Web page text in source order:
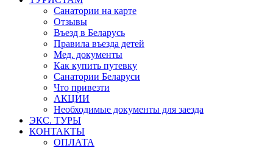
Санатории на карте
Отзывы
Въезд в Беларусь
Правила въезда детей
Мед. документы
Как купить путевку
Санатории Беларуси
Что привезти
АКЦИИ
Необходимые документы для заезда
ЭКС. ТУРЫ
КОНТАКТЫ
ОПЛАТА